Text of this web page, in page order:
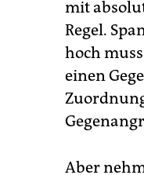
mit
Regel.
hoch
einen
Aber